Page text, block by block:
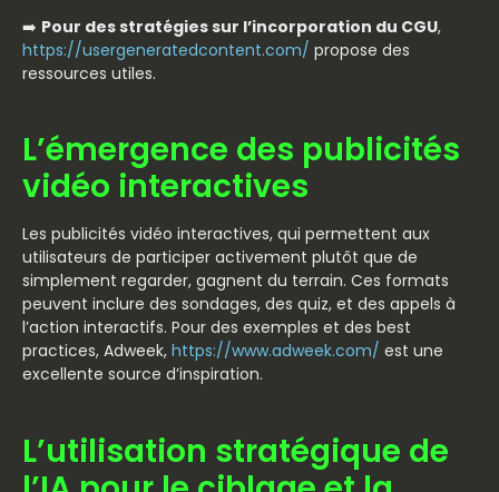
➡️ Pour des stratégies sur l’incorporation du CGU,
https://usergeneratedcontent.com/ propose des
ressources utiles.
L’émergence des publicités
vidéo interactives
Les publicités vidéo interactives, qui permettent aux
utilisateurs de participer activement plutôt que de
simplement regarder, gagnent du terrain. Ces formats
peuvent inclure des sondages, des quiz, et des appels à
l’action interactifs. Pour des exemples et des best
practices, Adweek, https://www.adweek.com/ est une
excellente source d’inspiration.
L’utilisation stratégique de